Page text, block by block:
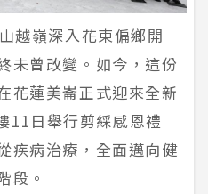
越嶺深入花東偏鄉開
未曾改變。如今，這份
花蓮美崙正式迎來全新
日舉行剪綵感恩禮
疾病治療，全面邁向健
段。